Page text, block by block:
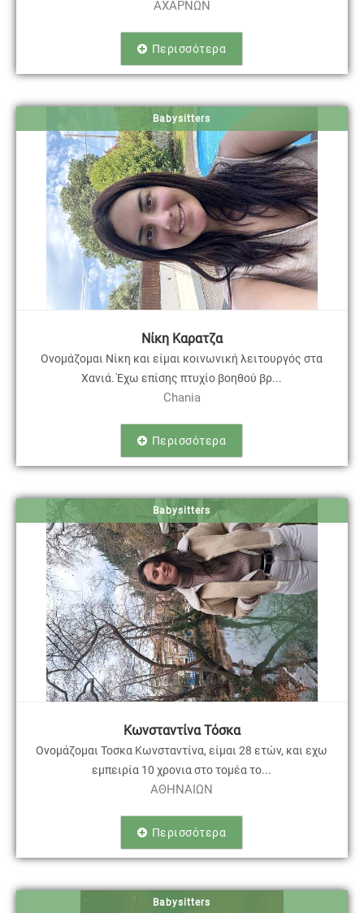
ΑΧΑΡΝΩΝ
Περισσότερα
Babysitters
Νίκη Καρατζα
Ονομάζομαι Νίκη και είμαι κοινωνική λειτουργός στα
Χανιά. Έχω επίσης πτυχίο βοηθού βρ...
Chania
Περισσότερα
Babysitters
Κωνσταντίνα Τόσκα
Ονομάζομαι Τοσκα Κωνσταντίνα, είμαι 28 ετών, και εχω
εμπειρία 10 χρονια στο τομέα το...
ΑΘΗΝΑΙΩΝ
Περισσότερα
Babysitters